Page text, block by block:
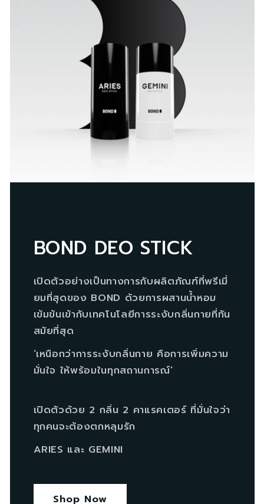
BOND DEO STICK
เปิดตัวอย่างเป็นทางการกับผลิตภัณฑ์ที่พรีเมี่
ยมที่สุดของ BOND ด้วยการผสานน้ำหอม
เข้มข้นเข้ากับเทคโนโลยีการระงับกลิ่นกายที่ทัน
สมัยที่สุด
‘เหนือกว่าการระงับกลิ่นกาย คือการเพิ่มความ
มั่นใจ ให้พร้อมในทุกสถานการณ์‘
เปิดตัวด้วย 2 กลิ่น 2 คาแรคเตอร์ ที่มั่นใจว่า
ทุกคนจะต้องตกหลุมรัก
ARIES และ GEMINI
Shop Now